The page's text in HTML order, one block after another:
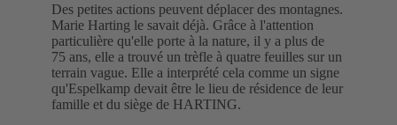
Des petites actions peuvent déplacer des montagnes.
Marie Harting le savait déjà. Grâce à l'attention
particulière qu'elle porte à la nature, il y a plus de
75 ans, elle a trouvé un trèfle à quatre feuilles sur un
terrain vague. Elle a interprété cela comme un signe
qu'Espelkamp devait être le lieu de résidence de leur
famille et du siège de HARTING.